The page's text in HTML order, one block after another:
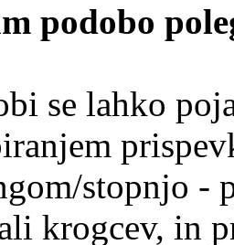
podobo
se lahko
stopnjo -
krogcev, in